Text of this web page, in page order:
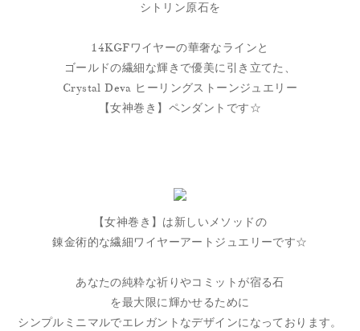
シトリン原石を
14KGFワイヤーの華奢なラインと
ゴールドの繊細な輝きで優美に引き立てた、
Crystal Deva ヒーリングストーンジュエリー
【女神巻き】ペンダントです☆
【女神巻き】は新しいメソッドの
錬金術的な繊細ワイヤーアートジュエリーです☆
あなたの純粋な祈りやコミットが宿る石
を最大限に輝かせるために
シンプルミニマルでエレガントなデザインになっております。